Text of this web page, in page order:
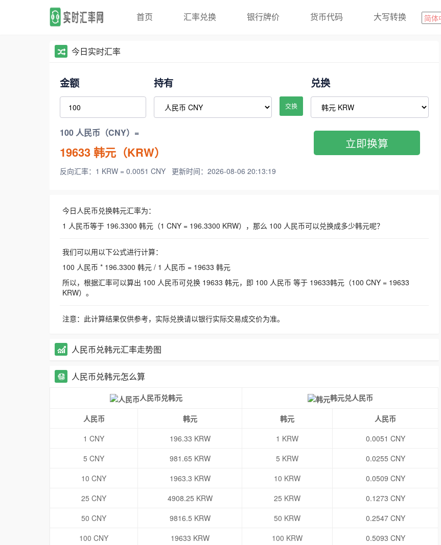
首页 汇率兑换 银行牌价 货币代码 大写转换
今日实时汇率
金额 持有
交换
兑换
100 人民币（CNY）=
19633韩元（KRW）
反向汇率：1 KRW = 0.0051 CNY 更新时间：2026-08-06 20:13:19
立即换算
今日人民币兑换韩元汇率为：
1 人民币等于 196.3300 韩元（1 CNY = 196.3300 KRW），那么 100 人民币可以兑换成多少韩元呢？
我们可以用以下公式进行计算：
100 人民币 * 196.3300 韩元 / 1 人民币 = 19633 韩元
所以，根据汇率可以算出 100 人民币可兑换 19633 韩元，即 100 人民币 等于 19633韩元（100 CNY = 19633
KRW）。
注意：此计算结果仅供参考，实际兑换请以银行实际交易成交价为准。
人民币兑韩元汇率走势图
人民币兑韩元怎么算
人民币兑韩元 韩元兑人民币
人民币 韩元 韩元
人民币
1 CNY
196.33 KRW 1 KRW
0.0051 CNY
5 CNY
981.65 KRW 5 KRW
0.0255 CNY
10 CNY
1963.3 KRW 10 KRW
0.0509 CNY
25 CNY
4908.25 KRW 25 KRW
0.1273 CNY
50 CNY
9816.5 KRW 50 KRW
0.2547 CNY
100 CNY
19633 KRW 100 KRW
0.5093 CNY